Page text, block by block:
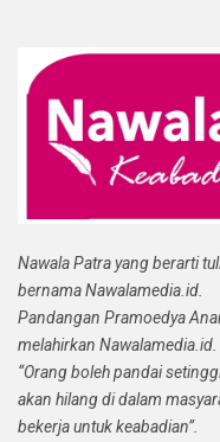
Nawala Patra yang berarti
bernama Nawalamedia.id.
Pandangan Pramoedya
melahirkan
“Orang boleh pandai
akan hilang di dalam
bekerja untuk keabadian”.